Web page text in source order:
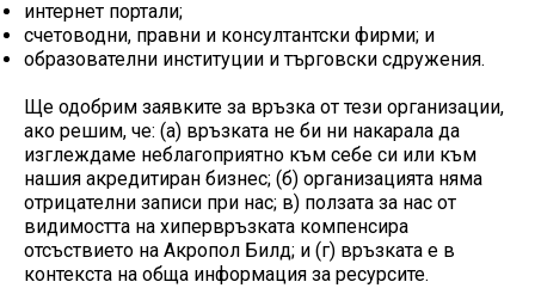
интернет портали;
счетоводни, правни и консултантски фирми; и
образователни институции и търговски сдружения.
Ще одобрим заявките за връзка от тези организации,
ако решим, че: (а) връзката не би ни накарала да
изглеждаме неблагоприятно към себе си или към
нашия акредитиран бизнес; (б) организацията няма
отрицателни записи при нас; в) ползата за нас от
видимостта на хипервръзката компенсира
отсъствието на Акропол Билд; и (г) връзката е в
контекста на обща информация за ресурсите.